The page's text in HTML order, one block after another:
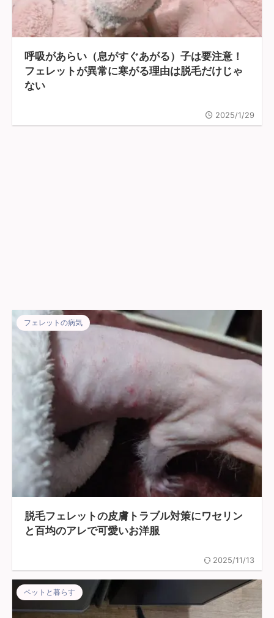
呼吸があらい（息がすぐあがる）子は要注意！
フェレットが異常に寒がる理由は脱毛だけじゃ
ない
2025/1/29
フェレットの病気
脱毛フェレットの皮膚トラブル対策にワセリン
と百均のアレで可愛いお洋服
2025/11/13
ペットと暮らす